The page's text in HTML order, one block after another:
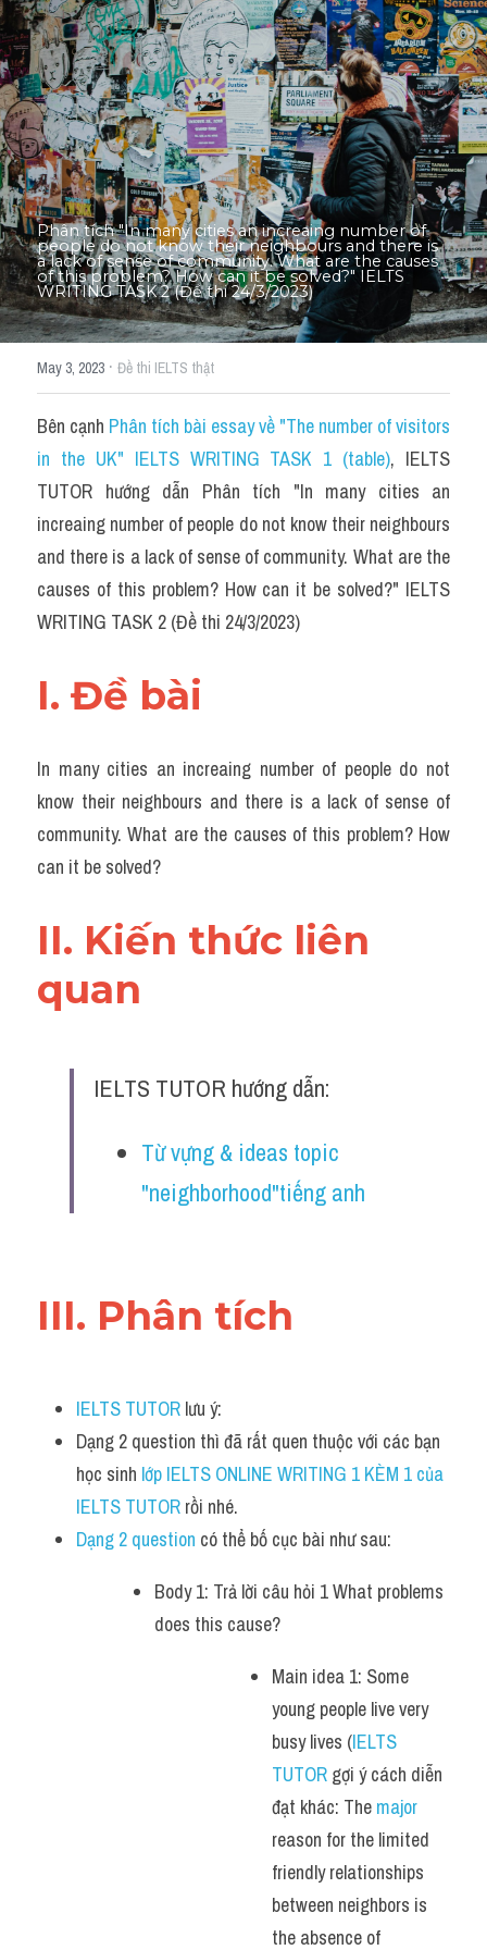
Thư Tín
Mixed
SGK
Vocabularies
Đề writing theo topic
Pie
Line graph
Bar chart
Đề thi thật IELTS GENERAL
Task 2
Từ vựng theo topic
Từ vựng theo Topic
Map
Environment
Đề thi thật Task 1
Task 1
Đề thi IELTS thật
IELTS Advice
Đề thi thật Task 2
Thành tích học viên
Phân tích "In many cities an increaing number of
people do not know their neighbours and there is
a lack of sense of community. What are the causes
of this problem? How can it be solved?" IELTS
WRITING TASK 2 (Đề thi 24/3/2023)
May 3, 2023 · Đề thi IELTS thật
Bên cạnh Phân tích bài essay về "The number of visitors
in the UK" IELTS WRITING TASK 1 (table), IELTS
TUTOR hướng dẫn Phân tích "In many cities an
increaing number of people do not know their neighbours
and there is a lack of sense of community. What are the
causes of this problem? How can it be solved?" IELTS
WRITING TASK 2 (Đề thi 24/3/2023)
I. Đề bài
In many cities an increaing number of people do not
know their neighbours and there is a lack of sense of
community. What are the causes of this problem? How
can it be solved?
II. Kiến thức liên
quan
IELTS TUTOR hướng dẫn:
Từ vựng & ideas topic
"neighborhood"tiếng anh
III. Phân tích
IELTS TUTOR lưu ý:
Dạng 2 question thì đã rất quen thuộc với các bạn
học sinh lớp IELTS ONLINE WRITING 1 KÈM 1 của
IELTS TUTOR rồi nhé.
Dạng 2 question có thể bố cục bài như sau:
Body 1: Trả lời câu hỏi 1 What problems
does this cause?
Main idea 1: Some
young people live very
busy lives (IELTS
TUTOR gợi ý cách diễn
đạt khác: The
reason for the limited
friendly relationships
between neighbors is
the absence of